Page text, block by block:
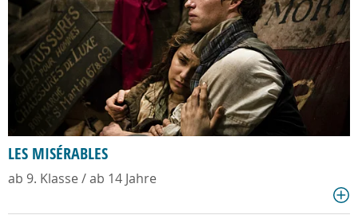
LES MISÉRABLES
ab 9. Klasse / ab 14 Jahre